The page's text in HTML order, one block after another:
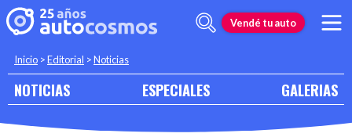
Vendé tu auto
Inicio >Editorial >Noticias
NOTICIAS ESPECIALES GALERIAS